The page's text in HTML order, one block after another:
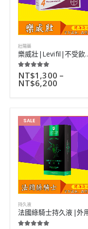
壯陽藥
樂威壯|Levifil|不受
5.00 out of 5
NT$1,300 –
NT$6,200
SALE
持久液